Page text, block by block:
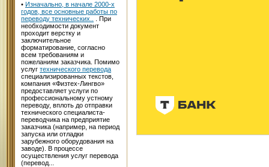
• Изначально, в начале 2000-х
годов, все основные работы по
переводу технических..
. При
необходимости документ
проходит верстку и
заключительное
форматирование, согласно
всем требованиям и
пожеланиям заказчика. Помимо
услуг технического перевода
специализированных текстов,
компания «Физтех-Лингво»
предоставляет услуги по
профессиональному устному
переводу, вплоть до отправки
технического специалиста-
переводчика на предприятие
заказчика (например, на период
запуска или отладки
зарубежного оборудования на
заводе). В процессе
осуществления услуг перевода
(перевод...